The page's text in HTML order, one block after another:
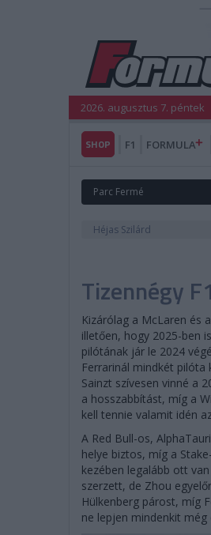
2026. augusztus 7. péntek
SHOP F1 FORMULA
Parc Fermé
Héjas Szilárd
Tizennégy
Kizárólag a McLaren és
illetően, hogy 2025-ben
pilótának jár le 2024
Ferrarinál mindkét
Sainzt szívesen vinné a
a hosszabbítást, míg a
kell tennie valamit idén
A Red Bull-os,
helye biztos, míg a
kezében legalább ott
szerzett, de Zhou
Hülkenberg párost, míg
ne lepjen mindenkit még